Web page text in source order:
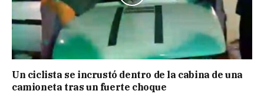
Un ciclista se incrustó dentro de la cabina de una
camioneta tras un fuerte choque